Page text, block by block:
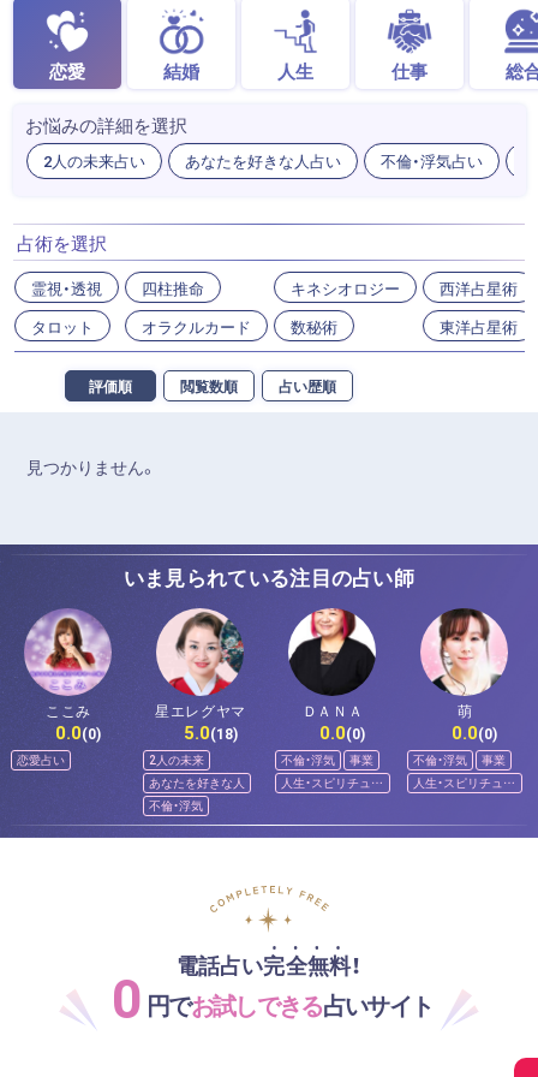
恋愛 結婚 人生 仕事 総
お悩みの詳細を選択
2人の未来占い あなたを好きな人占い 不倫・浮気占い
占術を選択
霊視・透視
タロット
四柱推命
オラクルカード
キネシオロジー
数秘術
西洋占星術
東洋占星術
評価順 閲覧数順 占い歴順
見つかりません。
いま見られている注目の占い師
ここみ
0.0(0)
恋愛占い
星エレグヤマ
5.0(18)
2人の未来
あなたを好きな人
不倫・浮気
ＤＡＮＡ
0.0(0)
不倫・浮気
事業
人生・スピリチュア
ル
萌
0.0(0)
不倫・浮気
事業
人生・スピリチュア
ル
電話占い完全無料！
0 円でお試しできる占いサイト